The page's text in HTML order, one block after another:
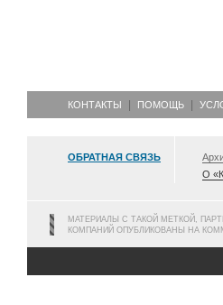
КОНТАКТЫ ПОМОЩЬ
ОБРАТНАЯ СВЯЗЬ
О
МАТЕРИАЛЫ С ТАКОЙ МЕТКОЙ,
КОМПАНИЙ ОПУБЛИКОВАНЫ НА